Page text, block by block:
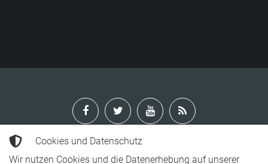
Cookies und Datenschutz
Wir nutzen Cookies und die Datenerhebung auf unserer